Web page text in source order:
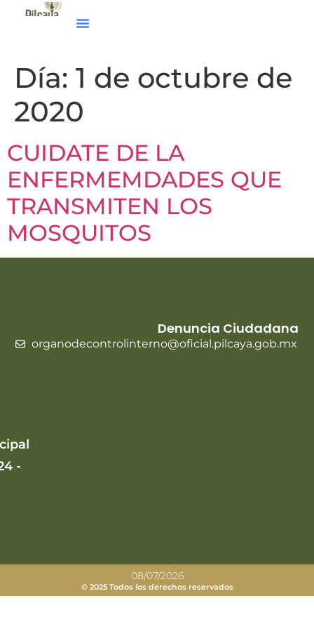
Día: 1 de octubre de
2020
CUIDATE DE LA
ENFERMEMDADES QUE
TRANSMITEN LOS
MOSQUITOS
-
Denuncia Ciudadana
organodecontrolinterno@oficial.pilcaya.gob.mx
08/07/2026
© 2025 Todos los derechos reservados